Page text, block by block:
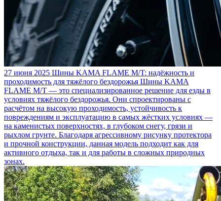
27 июня 2025 Шины KAMA FLAME M/T: надёжность и
проходимость для тяжёлого бездорожья Шины KAMA
FLAME M/T — это специализированное решение для езды в
условиях тяжёлого бездорожья. Они спроектированы с
расчётом на высокую проходимость, устойчивость к
повреждениям и эксплуатацию в самых жёстких условиях —
на каменистых поверхностях, в глубоком снегу, грязи и
рыхлом грунте. Благодаря агрессивному рисунку протектора
и прочной конструкции, данная модель подходит как для
активного отдыха, так и для работы в сложных природных
зонах.